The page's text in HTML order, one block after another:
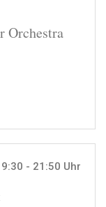
Orchestra
- 21:50 Uhr